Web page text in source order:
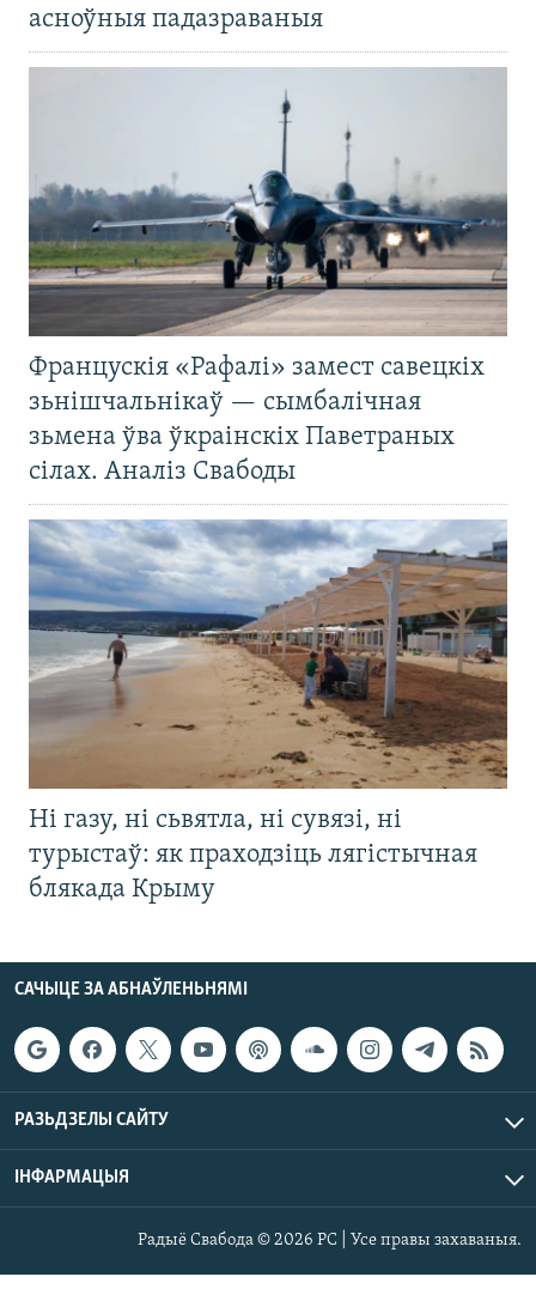
асноўныя падазраваныя
Францускія «Рафалі» замест савецкіх
зьнішчальнікаў — сымбалічная
зьмена ўва ўкраінскіх Паветраных
сілах. Аналіз Свабоды
Ні газу, ні сьвятла, ні сувязі, ні
турыстаў: як праходзіць лягістычная
блякада Крыму
САЧЫЦЕ ЗА АБНАЎЛЕНЬНЯМІ
РАЗЬДЗЕЛЫ САЙТУ
ІНФАРМАЦЫЯ
Радыё Свабода © 2026 РС | Усе правы захаваныя.